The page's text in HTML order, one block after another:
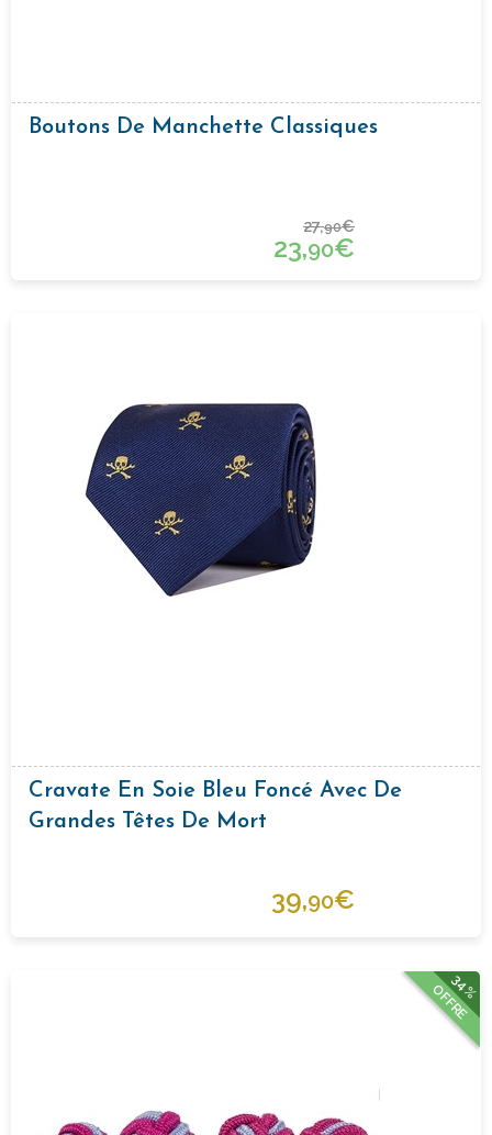
Boutons De Manchette Classiques
27,90€
23,90€
Cravate En Soie Bleu Foncé Avec De
Grandes Têtes De Mort
39,90€
34%
OFFRE